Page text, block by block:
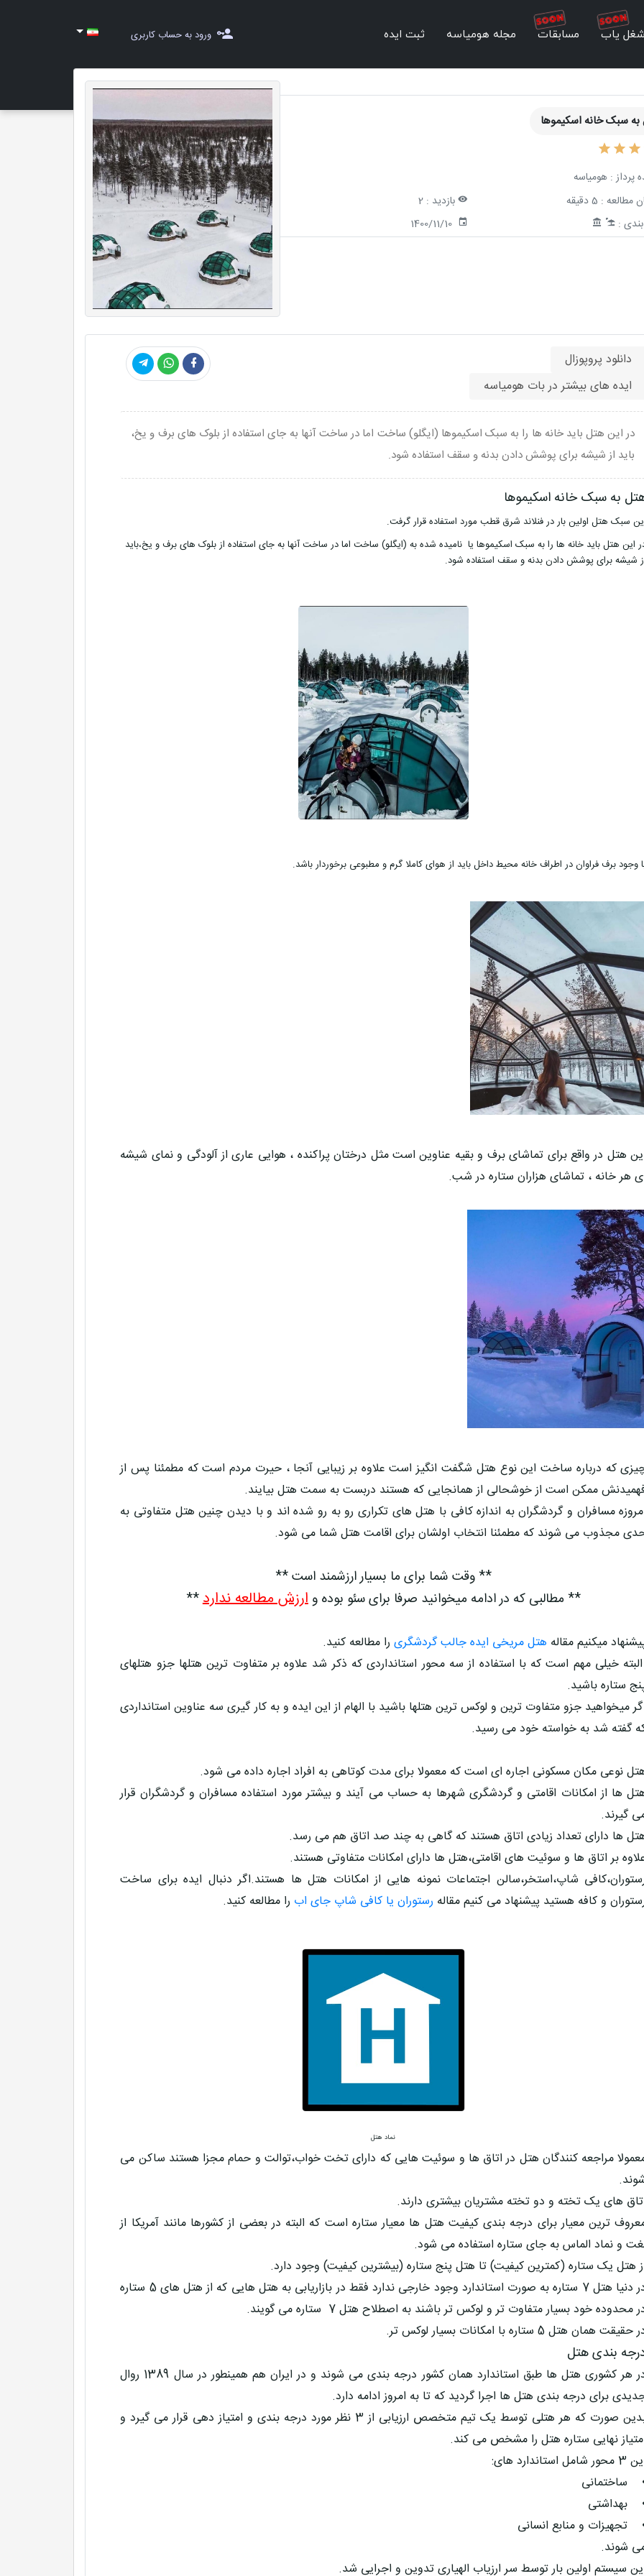
یاب مسابقات مجله هومیاسه ثبت ایده ورود به حساب کاربری
سبک خانه اسکیموها
پرداز : هومیاسه
مطالعه : 5 دقیقه بازدید : 2
:
1400/11/10
دانلود پروپوزال
ایده های بیشتر در بات هومیاسه
در این هتل باید خانه ها را به سبک اسکیموها (ایگلو) ساخت اما در ساخت آنها به جای استفاده از بلوک های برف و یخ،
باید از شیشه برای پوشش دادن بدنه و سقف استفاده شود.
به سبک خانه اسکیموها
سبک هتل اولین بار در فنلاند شرق قطب مورد استفاده قرار گرفت.
این هتل باید خانه ها را به سبک اسکیموها یا نامیده شده به (ایگلو) ساخت اما در ساخت آنها به جای استفاده از بلوک های برف و یخ،باید
شیشه برای پوشش دادن بدنه و سقف استفاده شود.
وجود برف فراوان در اطراف خانه محیط داخل باید از هوای کاملا گرم و مطبوعی برخوردار باشد.
هتل در واقع برای تماشای برف و بقیه عناوین است مثل درختان پراکنده ، هوایی عاری از آلودگی و نمای شیشه
هر خانه ، تماشای هزاران ستاره در شب.
که درباره ساخت این نوع هتل شگفت انگیز است علاوه بر زیبایی آنجا ، حیرت مردم است که مطمئنا پس از
ممکن است از خوشحالی از همانجایی که هستند دربست به سمت هتل بیایند.
مسافران و گردشگران به اندازه کافی با هتل های تکراری رو به رو شده اند و با دیدن چنین هتل متفاوتی به
مجذوب می شوند که مطمئنا انتخاب اولشان برای اقامت هتل شما می شود.
** وقت شما برای ما بسیار ارزشمند است **
** مطالبی که در ادامه میخوانید صرفا برای سئو بوده وارزش مطالعه ندارد**
میکنیم مقاله هتل مریخی ایده جالب گردشگریرا مطالعه کنید.
خیلی مهم است که با استفاده از سه محور استانداردی که ذکر شد علاوه بر متفاوت ترین هتلها جزو هتلهای
ستاره باشید.
میخواهید جزو متفاوت ترین و لوکس ترین هتلها باشید با الهام از این ایده و به کار گیری سه عناوین استانداردی
گفته شد به خواسته خود می رسید.
نوعی مکان مسکونی اجاره ای است که معمولا برای مدت کوتاهی به افراد اجاره داده می شود.
ها از امکانات اقامتی و گردشگری شهرها به حساب می آیند و بیشتر مورد استفاده مسافران و گردشگران قرار
گیرند.
ها دارای تعداد زیادی اتاق هستند که گاهی به چند صد اتاق هم می رسد.
بر اتاق ها و سوئیت های اقامتی،هتل ها دارای امکانات متفاوتی هستند.
شاپ،استخر،سالن اجتماعات نمونه هایی از امکانات هتل ها هستند.اگر دنبال ایده برای ساخت
و کافه هستید پیشنهاد می کنیم مقاله رستوران یا کافی شاپ جای اب را مطالعه کنید.
نماد هتل
مراجعه کنندگان هتل در اتاق ها و سوئیت هایی که دارای تخت خواب،توالت و حمام مجزا هستند ساکن می
های یک تخته و دو تخته مشتریان بیشتری دارند.
ترین معیار برای درجه بندی کیفیت هتل ها معیار ستاره است که البته در بعضی از کشورها مانند آمریکا از
و نماد الماس به جای ستاره استفاده می شود.
هتل یک ستاره (کمترین کیفیت) تا هتل پنج ستاره (بیشترین کیفیت) وجود دارد.
در دنیا هتل 7 ستاره به صورت استاندارد وجود خارجی ندارد فقط در بازاریابی به هتل هایی که از هتل های 5 ستاره
محدوده خود بسیار متفاوت تر و لوکس تر باشند به اصطلاح هتل 7 ستاره می گویند.
همان هتل 5 ستاره با امکانات بسیار لوکس تر.
بندی هتل
در هر کشوری هتل ها طبق استاندارد همان کشور درجه بندی می شوند و در ایران هم همینطور در سال 1389 روال
برای درجه بندی هتل ها اجرا گردید که تا به امروز ادامه دارد.
بدین صورت که هر هتلی توسط یک تیم متخصص ارزیابی از 3 نظر مورد درجه بندی و امتیاز دهی قرار می گیرد و
نهایی ستاره هتل را مشخص می کند.
استاندارد های:
ساختمانی
بهداشتی
تجهیزات و منابع انسانی
شوند.
سیستم اولین بار توسط سر ارزیاب الهیاری تدوین و اجرایی شد.